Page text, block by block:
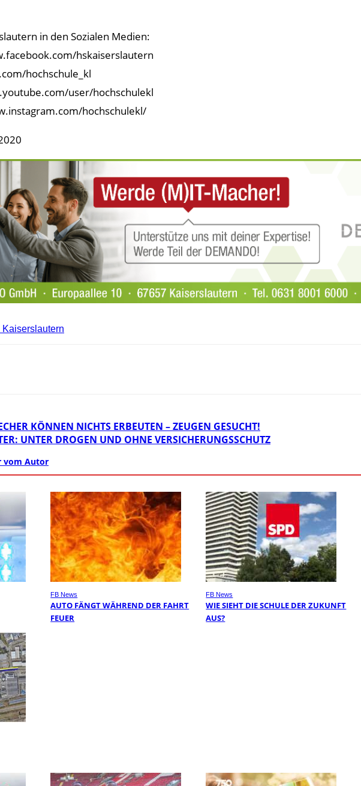
in den Sozialen Medien:
hskaiserslautern
hochschule_kl
user/hochschulekl
hochschulekl/
KÖNNEN NICHTS ERBEUTEN – ZEUGEN GESUCHT!
UNTER DROGEN UND OHNE VERSICHERUNGSSCHUTZ
vom Autor
FB News
AUTO FÄNGT WÄHREND DER FAHRT
FEUER
FB News
WIE SIEHT DIE SCHULE DER ZUKUNFT
AUS?